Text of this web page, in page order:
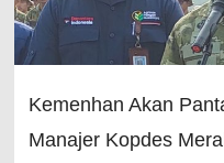
Kemenhan Akan
Manajer Kopdes